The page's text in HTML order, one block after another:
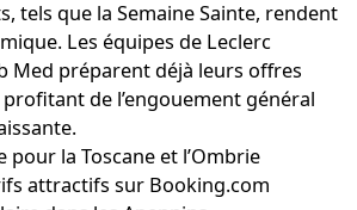
tels que la Semaine Sainte, rendent
Les équipes de Leclerc
Med préparent déjà leurs offres
de l’engouement général
pour la Toscane et l’Ombrie
attractifs sur Booking.com